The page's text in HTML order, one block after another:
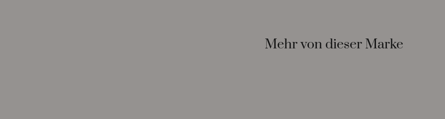
Mehr von dieser Marke